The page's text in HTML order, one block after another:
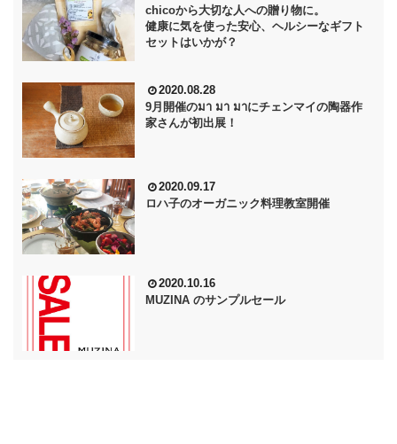
chicoから大切な人への贈り物に。
健康に気を使った安心、ヘルシーなギフト
セットはいかが？
2020.08.28
9月開催のมา มา มาにチェンマイの陶器作
家さんが初出展！
2020.09.17
ロハ子のオーガニック料理教室開催
2020.10.16
MUZINA のサンプルセール